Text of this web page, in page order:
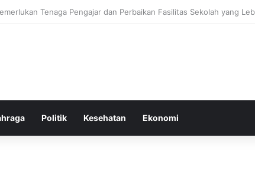
Positif untuk Mempercepat Proses Pemulihan Mental Anda
Politik Kesehatan Ekonomi